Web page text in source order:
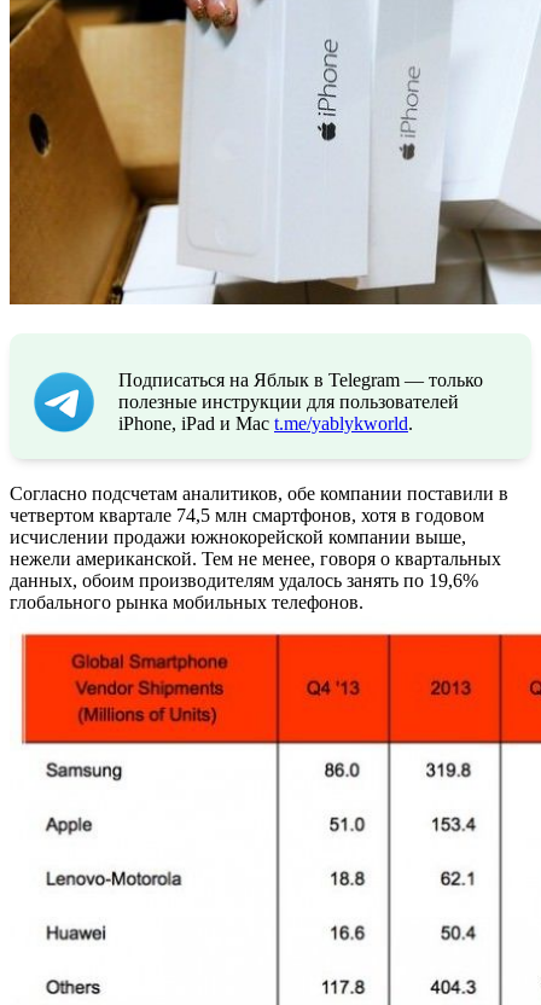
Подписаться на Яблык в Telegram — только
полезные инструкции для пользователей
iPhone, iPad и Mac t.me/yablykworld.
Согласно подсчетам аналитиков, обе компании поставили в
четвертом квартале 74,5 млн смартфонов, хотя в годовом
исчислении продажи южнокорейской компании выше,
нежели американской. Тем не менее, говоря о квартальных
данных, обоим производителям удалось занять по 19,6%
глобального рынка мобильных телефонов.